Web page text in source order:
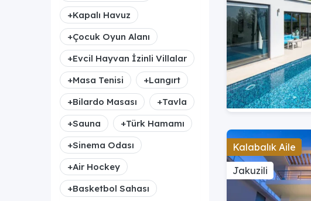
+Kapalı Havuz
+Çocuk Oyun Alanı
+Evcil Hayvan İzinli Villalar
+Masa Tenisi +Langırt
+Bilardo Masası +Tavla
+Sauna +Türk Hamamı
+Sinema Odası
+Air Hockey
+Basketbol Sahası
Kalabalık Aile
Jakuzili